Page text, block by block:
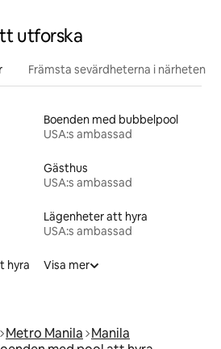
utforska
Främsta sevärdheterna i närheten
Boenden med bubbelpool
USA:s ambassad
Gästhus
USA:s ambassad
Lägenheter att hyra
USA:s ambassad
hyra
Visa mer
Metro Manila Manila